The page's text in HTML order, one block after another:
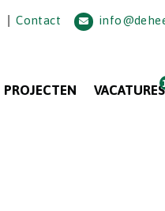
Contact
PROJECTEN VACATURES